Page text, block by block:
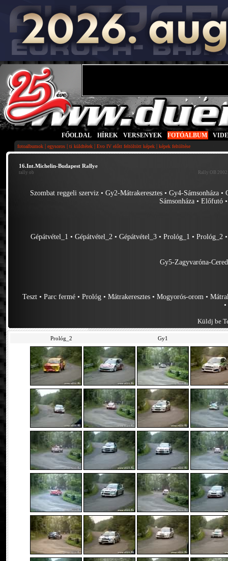
FŐOLDAL HÍREK VERSENYEK FOTÓALBUM
fotoalbumok | egysoros | ti küldtétek | Evo IV előtt feltöltött képek | képek feltöltése
16.Int.Michelin-Budapest Rallye
rally ob Rally OB
Szombat reggeli szerviz •Gy2-Mátrakeresztes •Gy4-Sámsonháza •
Sámsonháza •Előfutó
Gépátvétel_1 •Gépátvétel_2 •Gépátvétel_3 •Prológ_1 •Prológ_2
Gy5-Zagyvaróna-Cered
Teszt •Parc fermé •Prológ •Mátrakeresztes •Mogyorós-orom •
Küldj be
Prológ_2 Gy1